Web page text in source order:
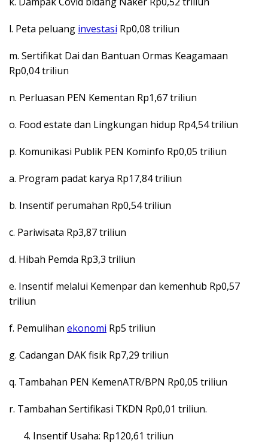
l. Peta peluang investasi Rp0,08 triliun
m. Sertifikat Dai dan Bantuan Ormas Keagamaan
Rp0,04 triliun
n. Perluasan PEN Kementan Rp1,67 triliun
o. Food estate dan Lingkungan hidup Rp4,54 triliun
p. Komunikasi Publik PEN Kominfo Rp0,05 triliun
a. Program padat karya Rp17,84 triliun
b. Insentif perumahan Rp0,54 triliun
c. Pariwisata Rp3,87 triliun
d. Hibah Pemda Rp3,3 triliun
e. Insentif melalui Kemenpar dan kemenhub Rp0,57
triliun
f. Pemulihan ekonomi Rp5 triliun
g. Cadangan DAK fisik Rp7,29 triliun
q. Tambahan PEN KemenATR/BPN Rp0,05 triliun
r. Tambahan Sertifikasi TKDN Rp0,01 triliun.
Insentif Usaha: Rp120,61 triliun